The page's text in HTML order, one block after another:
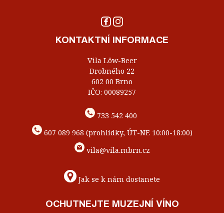
KONTAKTNÍ INFORMACE
Vila Löw-Beer
Drobného 22
602 00 Brno
IČO: 00089257
733 542 400
607 089 968 (prohlídky, ÚT-NE 10:00-18:00)
vila@vila.mbrn.cz
Jak se k nám dostanete
OCHUTNEJTE MUZEJNÍ VÍNO